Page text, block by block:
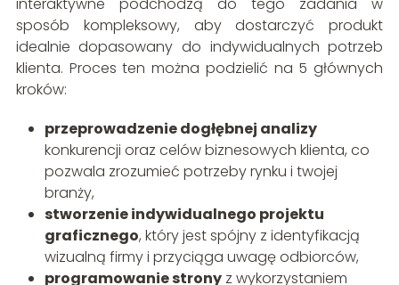
sposób kompleksowy, aby dostarczyć produkt
idealnie dopasowany do indywidualnych potrzeb
klienta. Proces ten można podzielić na 5 głównych
kroków:
przeprowadzenie dogłębnej analizy
konkurencji oraz celów biznesowych klienta, co
pozwala zrozumieć potrzeby rynku i twojej
branży,
stworzenie indywidualnego projektu
graficznego, który jest spójny z identyfikacją
wizualną firmy i przyciąga uwagę odbiorców,
programowanie stronyz wykorzystaniem